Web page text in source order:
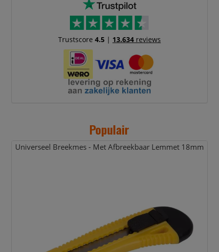
Trustscore 4.5| 13.634reviews
Populair
Universeel Breekmes - Met Afbreekbaar Lemmet 18mm